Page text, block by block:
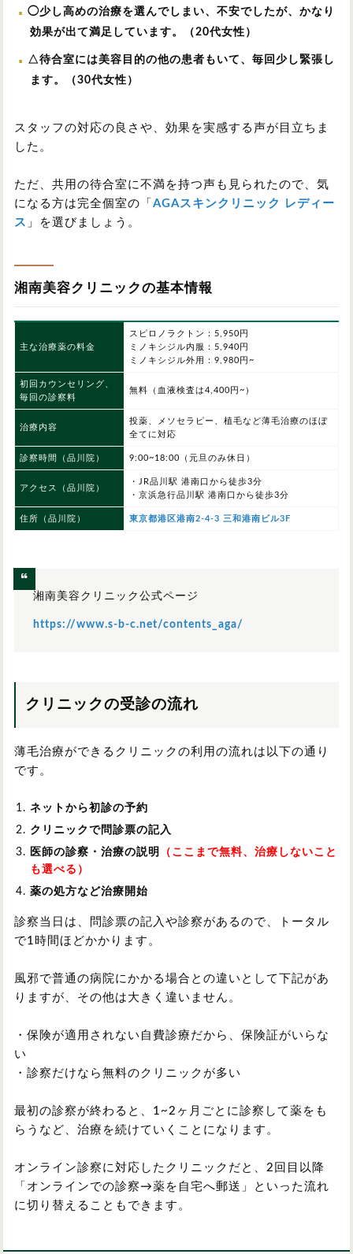
◯少し高めの治療を選んでしまい、不安でしたが、かなり
効果が出て満足しています。（20代女性）
△待合室には美容目的の他の患者もいて、毎回少し緊張し
ます。（30代女性）
スタッフの対応の良さや、効果を実感する声が目立ちま
した。
ただ、共用の待合室に不満を持つ声も見られたので、気
になる方は完全個室の「 AGAスキンクリニック レディー
ス 」を選びましょう。
湘南美容クリニックの基本情報
主な治療薬の料金
スピロノラクトン：5,950円
ミノキシジル内服：5,940円
ミノキシジル外用：9,980円~
初回カウンセリング、
毎回の診察料
無料（血液検査は4,400円~）
治療内容
投薬、メソセラピー、植毛など薄毛治療のほぼ
全てに対応
診察時間 （品川院） 9:00~18:00（元旦のみ休日）
アクセス（品川院）
・JR品川駅 港南口から徒歩3分
・京浜急行品川駅 港南口から徒歩3分
住所（品川院） 東京都港区港南2-4-3 三和港南ビル3F
湘南美容クリニック公式ページ
https://www.s-b-c.net/contents_aga/
クリニックの受診の流れ
薄毛治療ができるクリニックの利用の流れは以下の通り
です。
ネットから初診の予約
クリニックで問診票の記入
医師の診察・治療の説明
（ここまで無料、治療しないこと
も選べる）
薬の処方など治療開始
診察当日は、問診票の記入や診察があるので、トータル
で1時間ほどかかります。
風邪で普通の病院にかかる場合との違いとして下記があ
りますが、その他は大きく違いません。
・保険が適用されない自費診療だから、保険証がいらな
い
・診察だけなら無料のクリニックが多い
最初の診察が終わると、1~2ヶ月ごとに診察して薬をも
らうなど、治療を続けていくことになります。
オンライン診察に対応したクリニックだと、2回目以降
「オンラインでの診察→薬を自宅へ郵送」といった流れ
に切り替えることもできます。